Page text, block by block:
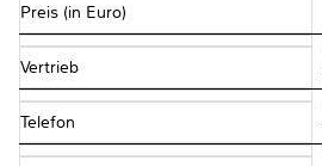
Preis (in Euro)
Vertrieb
Telefon